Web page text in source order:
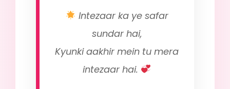
Intezaar ka ye safar
sundar hai,
Kyunki aakhir mein tu mera
intezaar hai.